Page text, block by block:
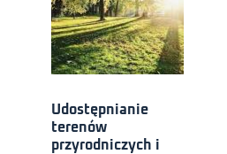
Udostępnianie
terenów
przyrodniczych i